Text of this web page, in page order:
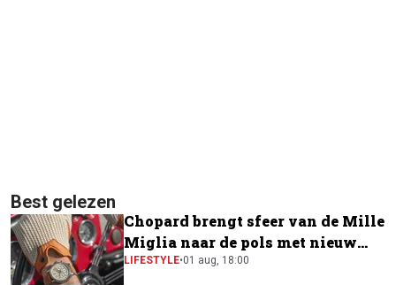
Best gelezen
Chopard brengt sfeer van de Mille
Miglia naar de pols met nieuw
horloge
LIFESTYLE•01 aug, 18:00